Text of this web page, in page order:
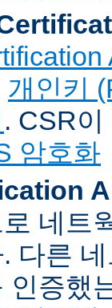
개인키
. CSR
암호화
네트
다른
인증했